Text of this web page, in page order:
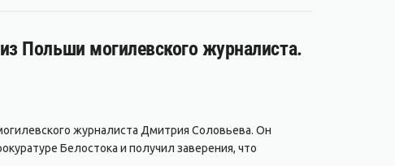
Польши могилевского журналиста.
журналиста Дмитрия Соловьева. Он
Белостока и получил заверения, что